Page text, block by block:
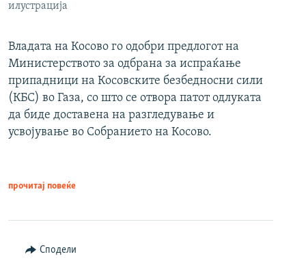
илустрација
Владата на Косово го одобри предлогот на
Министерството за одбрана за испраќање
припадници на Косовските безбедносни сили
(КБС) во Газа, со што се отвора патот одлуката
да биде доставена на разгледување и
усвојување во Собранието на Косово.
прочитај повеќе
Сподели